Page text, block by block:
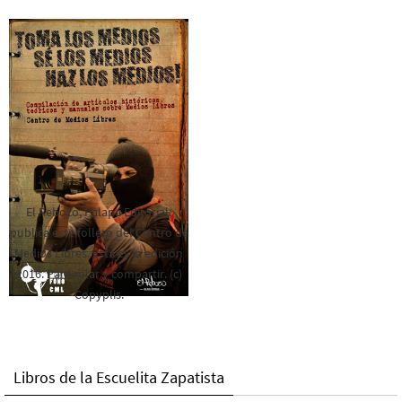
El Rebozo, Palapa Editorial,
publica este folleto del Centro de
Medios Libres. Esta es la edición
2016. Para rolar y compartir. (c)
Copyplis.
Libros de la Escuelita Zapatista